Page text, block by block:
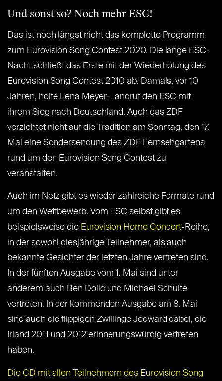
Und sonst so? Noch mehr ESC!
Das ist noch längst nicht das komplette Programm
zum Eurovision Song Contest 2020. Die lange ESC-
Nacht schließt das Erste mit der Wiederholung des
Eurovision Song Contest 2010 ab. Damals, vor 10
Jahren, holte Lena Meyer-Landrut den ESC mit
ihrem Sieg nach Deutschland. Auch das ZDF
verzichtet nicht auf die Tradition am Sonntag, den 17.
Mai eine Sondersendung des ZDF Fernsehgartens
rund um den Eurovision Song Contest zu
veranstalten.
Auch im Netz gibt es wieder zahlreiche Formate rund
um den Wettbewerb. Vom ESC selbst gibt es
beispielsweise die Eurovision Home Concert-Reihe,
in der sowohl diesjährige Teilnehmer, als auch
bekannte Gesichter der letzten Jahre vertreten sind.
In der fünften Ausgabe vom 1. Mai sind unter
anderem auch Ben Dolic und Michael Schulte
vertreten. In der kommenden Ausgabe am 8. Mai
sind auch die flippigen Zwillinge Jedward dabei, die
Irland 2011 und 2012 erinnerungswürdig vertreten
haben.
Die CD mit allen Teilnehmern des Eurovision Song